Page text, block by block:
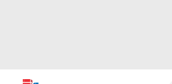
Новостройки